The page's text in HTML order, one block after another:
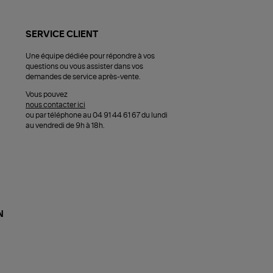
SERVICE CLIENT
Une équipe dédiée pour répondre à vos
questions ou vous assister dans vos
demandes de service après-vente.
Vous pouvez
nous contacter ici
ou par téléphone au 04 91 44 61 67 du lundi
au vendredi de 9h à 18h.